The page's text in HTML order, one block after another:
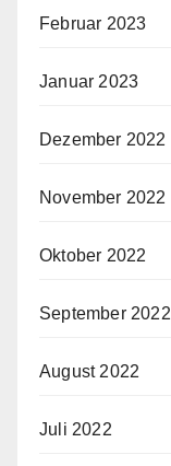
Februar 2023
Januar 2023
Dezember 2022
November 2022
Oktober 2022
September 2022
August 2022
Juli 2022